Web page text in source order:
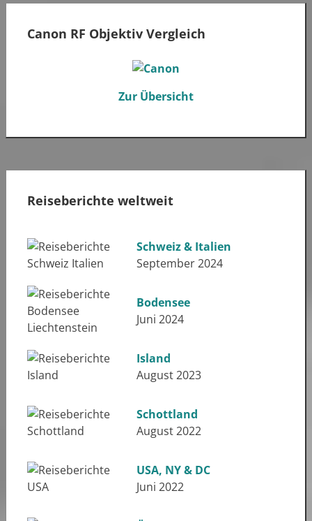
Canon RF Objektiv Vergleich
Zur Übersicht
Reiseberichte weltweit
Schweiz & Italien
September 2024
Bodensee
Juni 2024
Island
August 2023
Schottland
August 2022
USA, NY & DC
Juni 2022